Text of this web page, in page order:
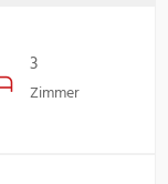
3
Zimmer